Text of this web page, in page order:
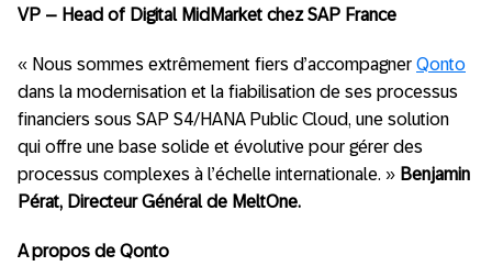
VP – Head of Digital MidMarket chez SAP France
« Nous sommes extrêmement fiers d’accompagner Qonto
dans la modernisation et la fiabilisation de ses processus
financiers sous SAP S4/HANA Public Cloud, une solution
qui offre une base solide et évolutive pour gérer des
processus complexes à l’échelle internationale. » Benjamin
Pérat, Directeur Général de MeltOne.
A propos de Qonto